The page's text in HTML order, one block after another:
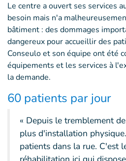
Le centre a ouvert ses services
besoin mais n'a
bâtiment : des dommages
dangereux pour accueillir des
Conseulo et son équipe ont été
équipements et les services à
la demande.
60 patients par jour
« Depuis le tremblement
plus d'installation
patients dans la rue. C'est